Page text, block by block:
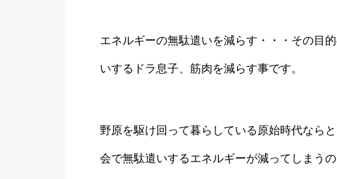
エネルギーの無駄遣いを減らす・・・その目
いするドラ息子、筋肉を減らす事です。
野原を駆け回って暮らしている原始時代なら
会で無駄遣いするエネルギーが減ってしまう